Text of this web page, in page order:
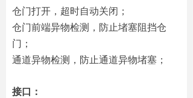
仓门打开，超时自动关闭；
仓门前端异物检测，防止堵塞阻挡仓
门；
通道异物检测，防止通道异物堵塞；
接口：